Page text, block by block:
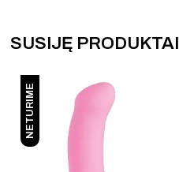
SUSIJĘ PRODUKTAI
NETURIME